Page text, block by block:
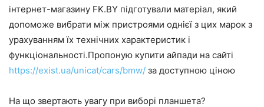
інтернет-магазину FK.BY підготували матеріал, який
допоможе вибрати між пристроями однієї з цих марок з
урахуванням їх технічних характеристик і
функціональності.Пропоную купити айпади на сайті
https://exist.ua/unicat/cars/bmw/ за доступною ціною
На що звертають увагу при виборі планшета?